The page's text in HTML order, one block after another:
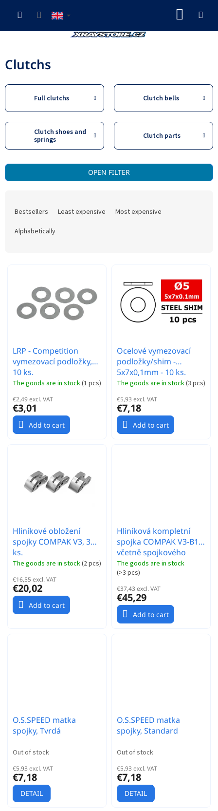
Clutchs
Full clutchs Clutch bells
Clutch shoes and
springs
Clutch parts
d
Bestsellers Least expensive
Most expensive
Alphabetically
OPEN FILTER
L
i
LRP - Competition
vymezovací podložky,
10 ks.
The goods are in stock(1 pcs)
€2,49 excl. VAT
€3,01
Add to cart
Ocelové vymezovací
podložky/shim -
5x7x0,1mm - 10 ks.
The goods are in stock(3 pcs)
€5,93 excl. VAT
€7,18
Add to cart
Hliníkové obložení
spojky COMPAK V3, 3
ks.
The goods are in stock(2 pcs)
€16,55 excl. VAT
€20,02
Add to cart
Hliníková kompletní
spojka COMPAK V3-B11
včetně spojkového
bubínku a kul. ložisek
The goods are in stock
(>3 pcs)
€37,43 excl. VAT
€45,29
Add to cart
O.S.SPEED matka
spojky, Tvrdá
Out of stock
€5,93 excl. VAT
€7,18
DETAIL
O.S.SPEED matka
spojky, Standard
Out of stock
€5,93 excl. VAT
€7,18
DETAIL